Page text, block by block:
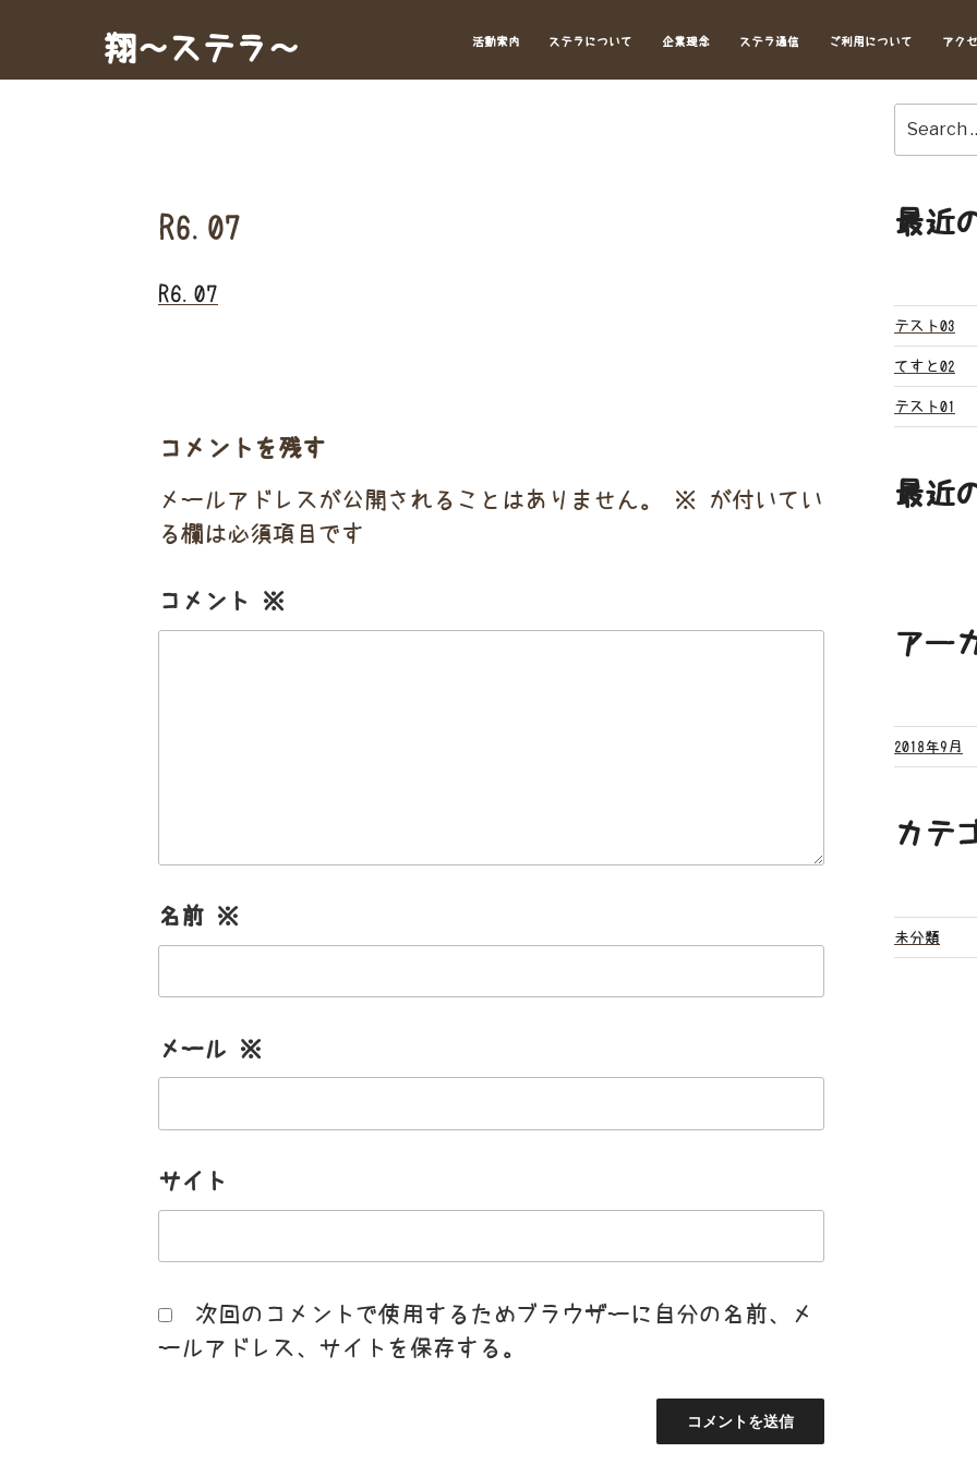
翔～ステラ～ 活動案内 ステラについて 企業理念 ステラ通信 ご利用について アク
R6.07
R6.07
コメントを残す
メールアドレスが公開されることはありません。 ※ が付いてい
る欄は必須項目です
コメント ※
名前 ※
メール ※
サイト
次回のコメントで使用するためブラウザーに自分の名前、メ
ールアドレス、サイトを保存する。
for:
最近
テスト03
てすと02
テスト01
最近
アー
2018年9月
カテ
未分類